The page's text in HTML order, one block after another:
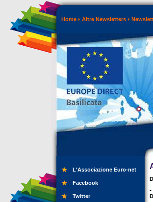
Home Altre Newsletters
L'Associazione Euro-net
Facebook
Twitter
•